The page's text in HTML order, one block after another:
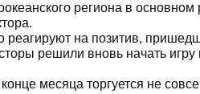
региона в основном
реагируют на позитив,
решили вновь начать игру
месяца торгуется не